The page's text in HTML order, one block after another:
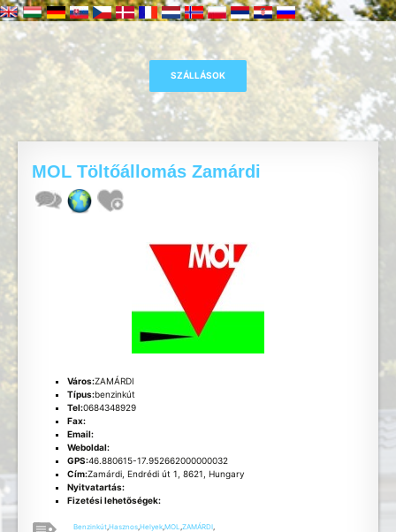
MOL Töltőállomás Zamárdi
Város:ZAMÁRDI
Típus:benzinkút
Tel:0684348929
Fax:
Email:
Weboldal:
GPS:46.880615-17.952662000000032
Cím:Zamárdi, Endrédi út 1, 8621, Hungary
Nyitvatartás:
Fizetési lehetõségek:
Benzinkút ,Hasznos ,Helyek ,MOL ,ZAMÁRDI